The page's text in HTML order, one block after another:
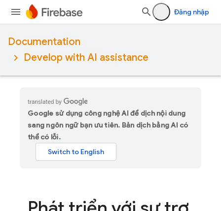
Đăng nhập
Documentation
Develop with AI assistance
Google sử dụng công nghệ AI để dịch nội dung
sang ngôn ngữ bạn ưu tiên. Bản dịch bằng AI có
thể có lỗi.